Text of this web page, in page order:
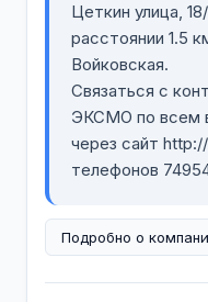
Цеткин улица,
расстоянии 1.5
Войковская.
Связаться с
ЭКСМО по всем
через сайт
телефонов
Подробно о